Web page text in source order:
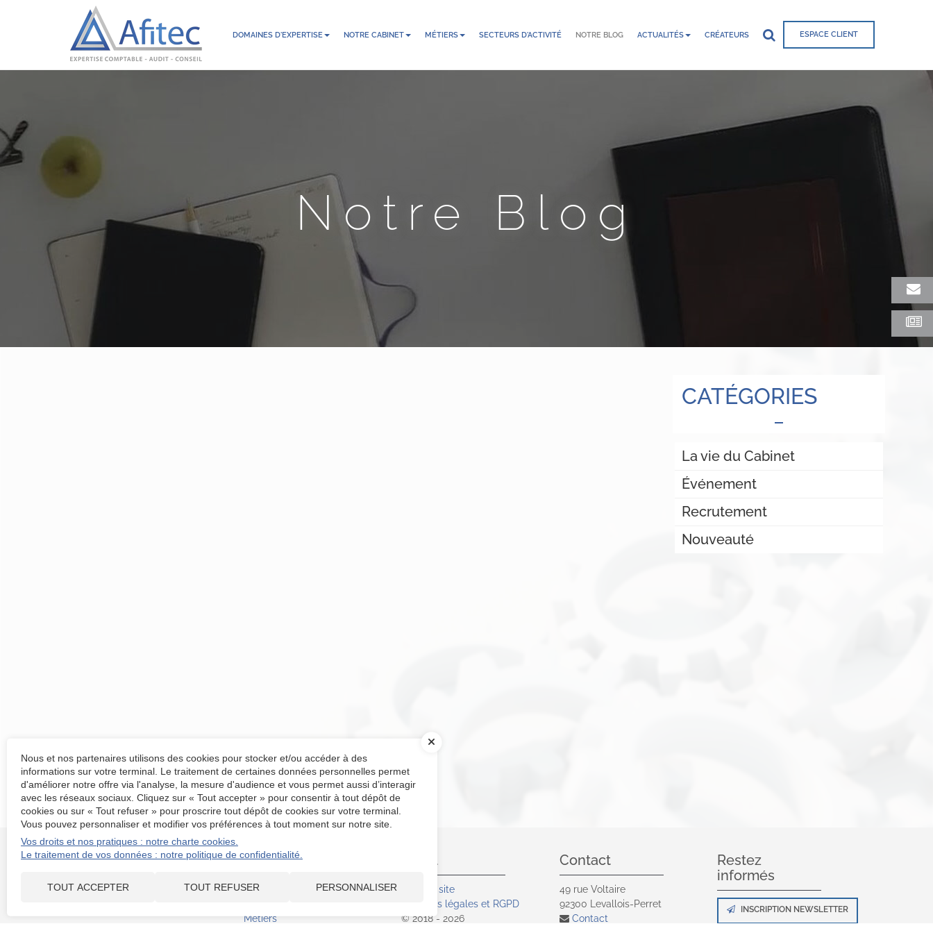
DOMAINES D'EXPERTISE NOTRE CABINET MÉTIERS SECTEURS D'ACTIVITÉ NOTRE BLOG ACTUALITÉS CRÉATEURS ESPACE CLIENT
Notre Blog
CATÉGORIES
La vie du Cabinet
Événement
Recrutement
Nouveauté
Rubriques
Domaines d'expertise
Métiers
Légal
Plan du site
Mentions légales et RGPD
© 2018 - 2026
Contact
49 rue Voltaire
92300 Levallois-Perret
Contact
Restez
informés
INSCRIPTION NEWSLETTER
Nous et nos partenaires utilisons des cookies pour stocker et/ou accéder à des
informations sur votre terminal. Le traitement de certaines données personnelles permet
d'améliorer notre offre via l'analyse, la mesure d'audience et vous permet aussi d’interagir
avec les réseaux sociaux. Cliquez sur « Tout accepter » pour consentir à tout dépôt de
cookies ou sur « Tout refuser » pour proscrire tout dépôt de cookies sur votre terminal.
Vous pouvez personnaliser et modifier vos préférences à tout moment sur notre site.
Vos droits et nos pratiques : notre charte cookies.
Le traitement de vos données : notre politique de confidentialité.
TOUT ACCEPTER TOUT REFUSER PERSONNALISER